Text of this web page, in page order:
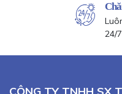
24/7